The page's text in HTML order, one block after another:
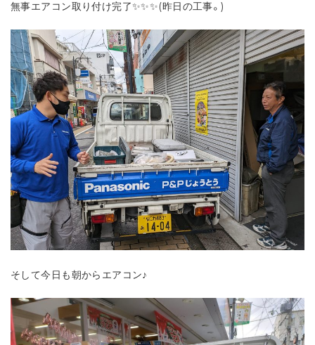
無事エアコン取り付け完了✨✨✨(昨日の工事。)
そして今日も朝からエアコン♪